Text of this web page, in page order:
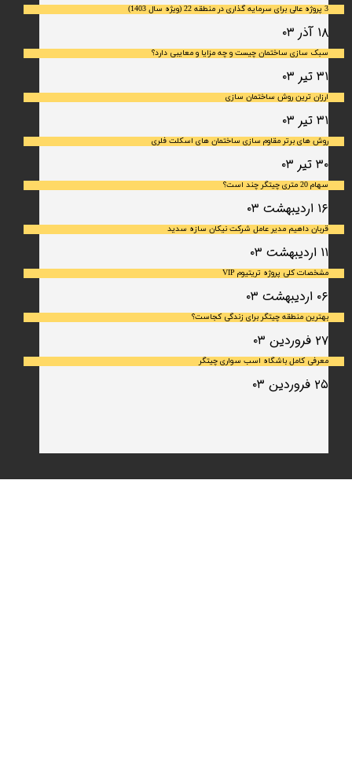
3 پروژه عالی برای سرمایه گذاری در منطقه 22 (ویژه سال 1403)
۱۸ آذر ۰۳
سبک سازی ساختمان چیست و چه مزایا و معایبی دارد؟
۳۱ تیر ۰۳
ارزان ترین روش ساختمان سازی
۳۱ تیر ۰۳
روش های برتر مقاوم سازی ساختمان های اسکلت فلری
۳۰ تیر ۰۳
سهام 20 متری چیتگر چند است؟
۱۶ اردیبهشت ۰۳
قربان داهیم مدیر عامل شرکت نیکان سازه سدید
۱۱ اردیبهشت ۰۳
مشخصات کلی پروژه تریتیوم VIP
۰۶ اردیبهشت ۰۳
بهترین منطقه چیتگر برای زندگی کجاست؟
۲۷ فروردین ۰۳
معرفی کامل باشگاه اسب سواری چیتگر
۲۵ فروردین ۰۳